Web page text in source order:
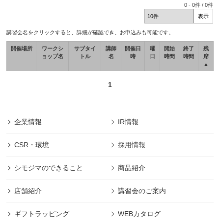
0 -0件 /0件
講習会名をクリックすると、詳細が確認でき、お申込みも可能です。
開催場所
ワークシ
ョップ名
サブタイ
トル
講師
名
開催日
時
曜
日
開始
時間
終了
時間
残
席
▲
1
企業情報 IR情報
CSR・環境 採用情報
シモジマのできること 商品紹介
店舗紹介 講習会のご案内
ギフトラッピング WEBカタログ